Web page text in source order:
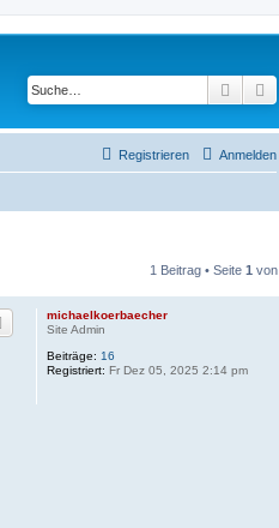
Suche
Anmelden
Registrieren
1 Beitrag • Seite 1 von
michaelkoerbaecher
Site Admin
Beiträge: 16
Registriert: Fr Dez 05, 2025 2:14 pm